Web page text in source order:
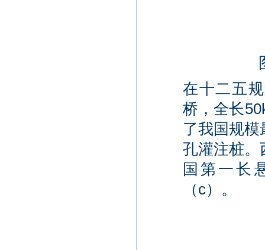
在十二五
桥，全长
了我国规
孔灌注桩。
国第一长
（c）。